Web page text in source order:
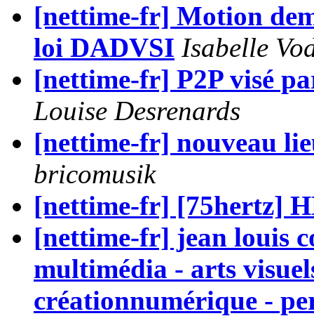
[nettime-fr] Motion
loi DADVSI Isabelle
[nettime-fr] P2P visé
Louise Desrenards
[nettime-fr] nouveau
bricomusik
[nettime-fr] [75hertz]
[nettime-fr] jean louis
multimédia - arts
créationnumérique -